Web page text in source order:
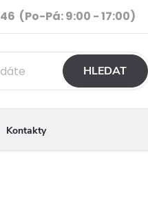
(Po-Pá: 9:00 - 17:00)
e-shopu Porovnání
HLEDAT
Kontakty